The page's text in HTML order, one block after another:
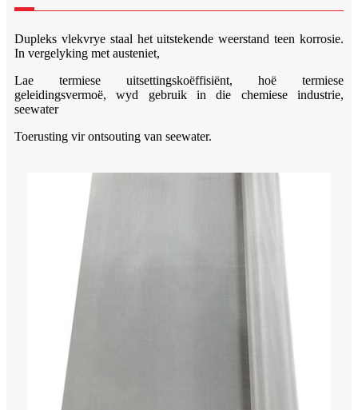
Dupleks vlekvrye staal het uitstekende weerstand teen korrosie.
In vergelyking met austeniet,
Lae termiese uitsettingskoëffisiënt, hoë termiese
geleidingsvermoë, wyd gebruik in die chemiese industrie,
seewater
Toerusting vir ontsouting van seewater.